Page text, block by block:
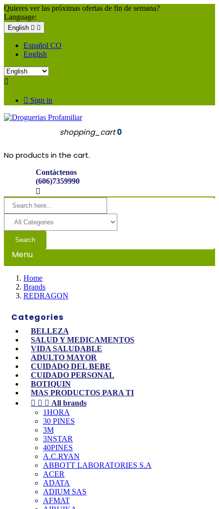
Quieres ver las próximas ofertas de fin de semana?
Language:
English  
Español CO
English

 Sign in
shopping_cart 0
No products in the cart.
Contáctenos
(606)7359990
Search

Menu
Home
Brands
REDRAGON
Categories
BELLEZA
SALUD Y MEDICAMENTOS
VIDA SALUDABLE
ADULTO MAYOR
CUIDADO DEL BEBE
CUIDADO PERSONAL
BOTIQUIN
MAS PRODUCTOS PARA TI
   All brands
1HORA
30 PINES
3M
3NSTAR
40PINES
A.C.RYAN
ABBOTT LABORATORIES S.A
ACER
ADATA
ADIUM SAS
AFMAT